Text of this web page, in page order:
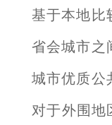
基于本地比
省会城市之
城市优质公
对于外围地